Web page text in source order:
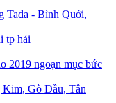
Tada - Bình Quới,
tp hải
2019 ngoạn mục bức
Kim, Gò Dầu, Tân